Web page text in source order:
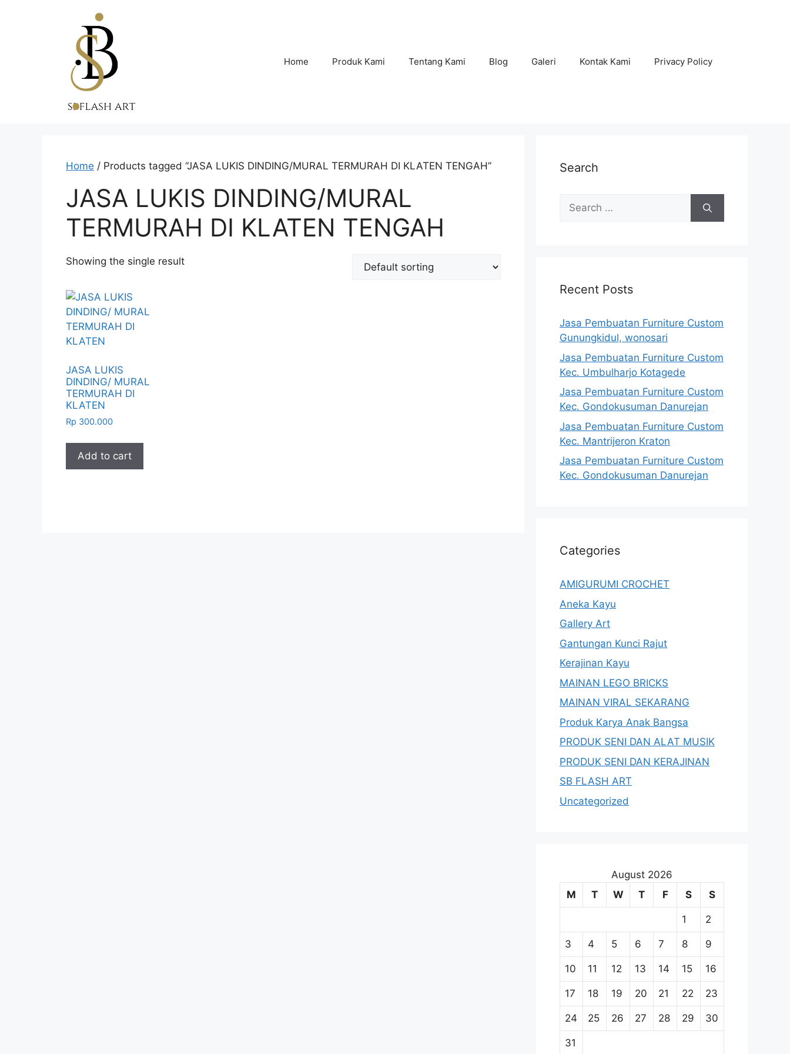
Home Produk Kami Tentang Kami Blog Galeri Kontak Kami Privacy Policy
Home / Products tagged “JASA LUKIS DINDING/MURAL TERMURAH DI KLATEN TENGAH”
JASA LUKIS DINDING/MURAL
TERMURAH DI KLATEN TENGAH
Showing the single result
JASA LUKIS
DINDING/ MURAL
TERMURAH DI
KLATEN
Rp 300.000
Add to cart
Search
Search
for:
Recent Posts
Jasa Pembuatan Furniture Custom
Gunungkidul, wonosari
Jasa Pembuatan Furniture Custom
Kec. Umbulharjo Kotagede
Jasa Pembuatan Furniture Custom
Kec. Gondokusuman Danurejan
Jasa Pembuatan Furniture Custom
Kec. Mantrijeron Kraton
Jasa Pembuatan Furniture Custom
Kec. Gondokusuman Danurejan
Categories
AMIGURUMI CROCHET
Aneka Kayu
Gallery Art
Gantungan Kunci Rajut
Kerajinan Kayu
MAINAN LEGO BRICKS
MAINAN VIRAL SEKARANG
Produk Karya Anak Bangsa
PRODUK SENI DAN ALAT MUSIK
PRODUK SENI DAN KERAJINAN
SB FLASH ART
Uncategorized
August 2026
M
T W T F S S
1 2
3 4 5 6 7 8 9
10 11 12 13 14 15 16
17 18 19 20 21 22 23
24 25 26 27 28 29 30
31